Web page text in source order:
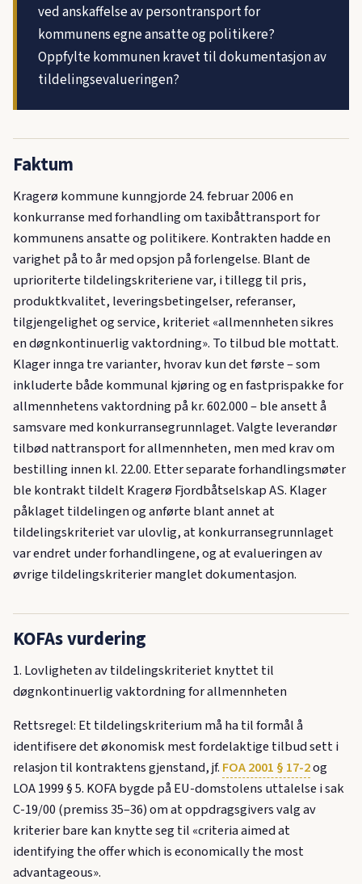
ved anskaffelse av persontransport for
kommunens egne ansatte og politikere?
Oppfylte kommunen kravet til dokumentasjon av
tildelingsevalueringen?
Faktum
Kragerø kommune kunngjorde 24. februar 2006 en
konkurranse med forhandling om taxibåttransport for
kommunens ansatte og politikere. Kontrakten hadde en
varighet på to år med opsjon på forlengelse. Blant de
uprioriterte tildelingskriteriene var, i tillegg til pris,
produktkvalitet, leveringsbetingelser, referanser,
tilgjengelighet og service, kriteriet «allmennheten sikres
en døgnkontinuerlig vaktordning». To tilbud ble mottatt.
Klager innga tre varianter, hvorav kun det første – som
inkluderte både kommunal kjøring og en fastprispakke for
allmennhetens vaktordning på kr. 602.000 – ble ansett å
samsvare med konkurransegrunnlaget. Valgte leverandør
tilbød nattransport for allmennheten, men med krav om
bestilling innen kl. 22.00. Etter separate forhandlingsmøter
ble kontrakt tildelt Kragerø Fjordbåtselskap AS. Klager
påklaget tildelingen og anførte blant annet at
tildelingskriteriet var ulovlig, at konkurransegrunnlaget
var endret under forhandlingene, og at evalueringen av
øvrige tildelingskriterier manglet dokumentasjon.
KOFAs vurdering
1. Lovligheten av tildelingskriteriet knyttet til
døgnkontinuerlig vaktordning for allmennheten
Rettsregel: Et tildelingskriterium må ha til formål å
identifisere det økonomisk mest fordelaktige tilbud sett i
relasjon til kontraktens gjenstand, jf. FOA 2001 § 17-2og
LOA 1999 § 5. KOFA bygde på EU-domstolens uttalelse i sak
C-19/00 (premiss 35–36) om at oppdragsgivers valg av
kriterier bare kan knytte seg til «criteria aimed at
identifying the offer which is economically the most
advantageous».